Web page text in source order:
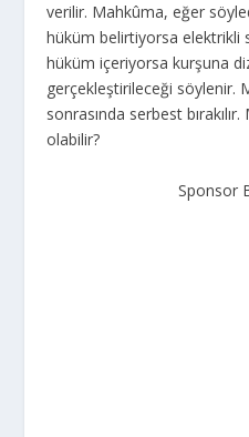
verilir. Mahkûma, eğer
hüküm belirtiyorsa elektrikli
hüküm içeriyorsa kurşuna
gerçekleştirileceği söylenir.
sonrasında serbest
olabilir?
Sponsor